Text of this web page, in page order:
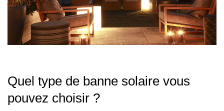
Quel type de banne solaire vous
pouvez choisir ?